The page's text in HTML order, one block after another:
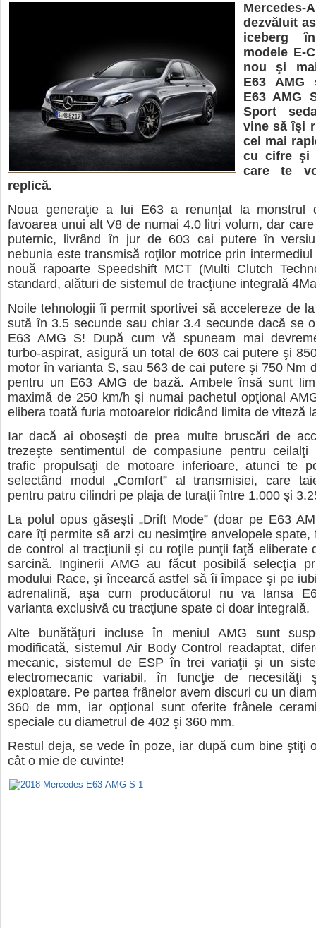
dezvăluit
iceberg
modele E-
nou şi
E63 AMG
E63 AMG
Sport
vine să îşi
cel mai
cu cifre şi
care te
replică.
Noua generaţie a lui E63 a renunţat la
favoarea unui alt V8 de numai 4.0 litri volum, dar
puternic, livrând în jur de 603 cai putere în
nebunia este transmisă roţilor motrice prin
nouă rapoarte Speedshift MCT (Multi Clutch
standard, alături de sistemul de tracţiune integrală
Noile tehnologii îi permit sportivei să accelereze de
sută în 3.5 secunde sau chiar 3.4 secunde dacă se
E63 AMG S! După cum vă spuneam mai
turbo-aspirat, asigură un total de 603 cai putere şi
motor în varianta S, sau 563 de cai putere şi 750 Nm
pentru un E63 AMG de bază. Ambele însă sunt
maximă de 250 km/h şi numai pachetul opţional
elibera toată furia motoarelor ridicând limita de viteză
Iar dacă ai oboseşti de prea multe bruscări de
trezeşte sentimentul de compasiune pentru ceilalţi
trafic propulsaţi de motoare inferioare, atunci te
selectând modul „Comfort” al transmisiei, care
pentru patru cilindri pe plaja de turaţii între 1.000 şi
La polul opus găseşti „Drift Mode” (doar pe E63
care îţi permite să arzi cu nesimţire anvelopele spate,
de control al tracţiunii şi cu roţile punţii faţă eliberate
sarcină. Inginerii AMG au făcut posibilă selecţia
modului Race, şi încearcă astfel să îi împace şi pe
adrenalină, aşa cum producătorul nu va lansa
varianta exclusivă cu tracţiune spate ci doar integrală.
Alte bunătăţuri incluse în meniul AMG sunt
modificată, sistemul Air Body Control readaptat,
mecanic, sistemul de ESP în trei variaţii şi un
electromecanic variabil, în funcţie de necesităţi
exploatare. Pe partea frânelor avem discuri cu un
360 de mm, iar opţional sunt oferite frânele
speciale cu diametrul de 402 şi 360 mm.
Restul deja, se vede în poze, iar după cum bine ştiţi
cât o mie de cuvinte!